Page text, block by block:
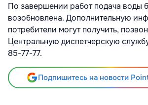
По завершении работ подача воды
возобновлена. Дополнительную
потребители могут получить,
Центральную диспетчерскую
85-77-77.
Подпишитесь на новости